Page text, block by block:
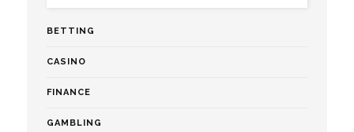
BETTING
CASINO
FINANCE
GAMBLING